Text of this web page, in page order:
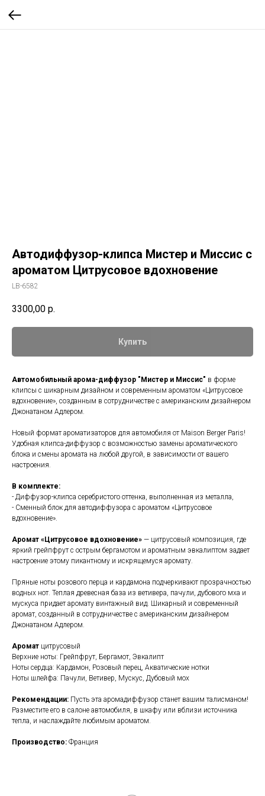
Автодиффузор-клипса Мистер и Миссис с
ароматом Цитрусовое вдохновение
LB-6582
3300,00 р.
Купить
Автомобильный арома-диффузор "Мистер и Миссис" в форме
клипсы с шикарным дизайном и современным ароматом «Цитрусовое
вдохновение», созданным в сотрудничестве с американским дизайнером
Джонатаном Адлером.
Новый формат ароматизаторов для автомобиля от Maison Berger Paris!
Удобная клипса-диффузор с возможностью замены ароматического
блока и смены аромата на любой другой, в зависимости от вашего
настроения.
В комплекте:
- Диффузор-клипса серебристого оттенка, выполненная из металла,
- Сменный блок для автодиффузора с ароматом «Цитрусовое
вдохновение».
Аромат «Цитрусовое вдохновение» — цитрусовый композиция, где
яркий грейпфрут с острым бергамотом и ароматным эвкалиптом задает
настроение этому пикантному и искрящемуся аромату.
Пряные ноты розового перца и кардамона подчеркивают прозрачностью
водных нот. Теплая древесная база из ветивера, пачули, дубового мха и
мускуса придает аромату винтажный вид. Шикарный и современный
аромат, созданный в сотрудничестве с американским дизайнером
Джонатаном Адлером.
Аромат цитрусовый
Верхние ноты: Грейпфрут, Бергамот, Эвкалипт
Ноты сердца: Кардамон, Розовый перец, Акватические нотки
Ноты шлейфа: Пачули, Ветивер, Мускус, Дубовый мох
Рекомендации: Пусть эта аромадиффузор станет вашим талисманом!
Разместите его в салоне автомобиля, в шкафу или вблизи источника
тепла, и наслаждайте любимым ароматом.
Производство: Франция